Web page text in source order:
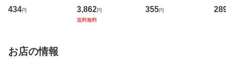
イーストウエス
ト・ジャパン [CD]
434円
専門職の看護マネ
ジメントスキル 改
3,862円
送料無料
キューンレコード
[CD]【メール便送
355円
のが
お店の情報